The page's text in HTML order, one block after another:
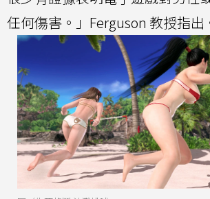
任何傷害。」Ferguson 教授指出